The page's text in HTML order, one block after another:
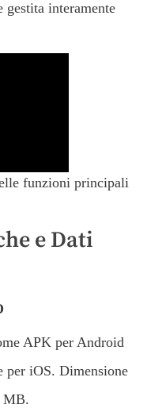
gestita interamente
funzioni principali
e Dati
APK per Android
per iOS. Dimensione
MB.